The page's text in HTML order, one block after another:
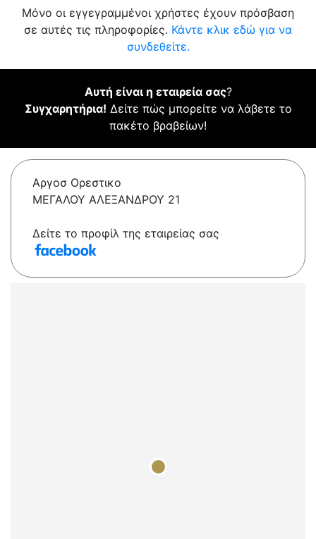
Μόνο οι εγγεγραμμένοι χρήστες έχουν πρόσβαση
σε αυτές τις πληροφορίες. Κάντε κλικ εδώ για να
συνδεθείτε.
Αυτή είναι η εταιρεία σας?
Συγχαρητήρια! Δείτε πώς μπορείτε να λάβετε το
πακέτο βραβείων!
Αργοσ Ορεστικο
ΜΕΓΑΛΟΥ ΑΛΕΞΑΝΔΡΟΥ 21
Δείτε το προφίλ της εταιρείας σας